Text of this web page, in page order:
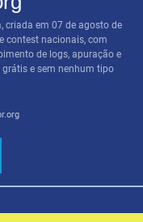
criada em 07 de agosto de
contest nacionais, com
de logs, apuração e
e sem nenhum tipo